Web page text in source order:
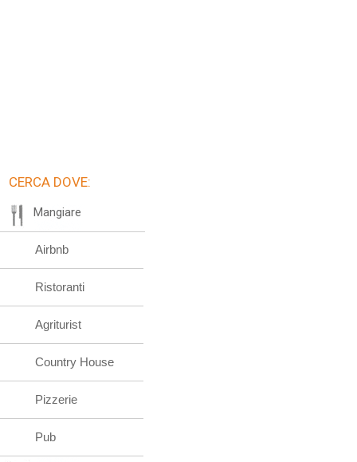
CERCA DOVE:
Mangiare
Airbnb
Ristoranti
Agriturist
Country House
Pizzerie
Pub